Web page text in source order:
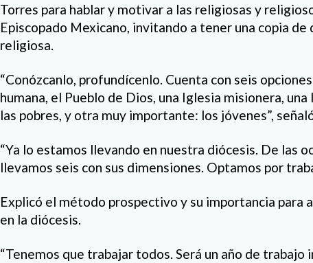
Torres para hablar y motivar a las religiosas y
Episcopado Mexicano, invitando a tener una copia
religiosa.
“Conózcanlo, profundícenlo. Cuenta con seis
humana, el Pueblo de Dios, una Iglesia misionera,
las pobres, y otra muy importante: los jóvenes”,
“Ya lo estamos llevando en nuestra diócesis. De las
llevamos seis con sus dimensiones. Optamos por
Explicó el método prospectivo y su importancia para
en la diócesis.
“Tenemos que trabajar todos. Será un año de